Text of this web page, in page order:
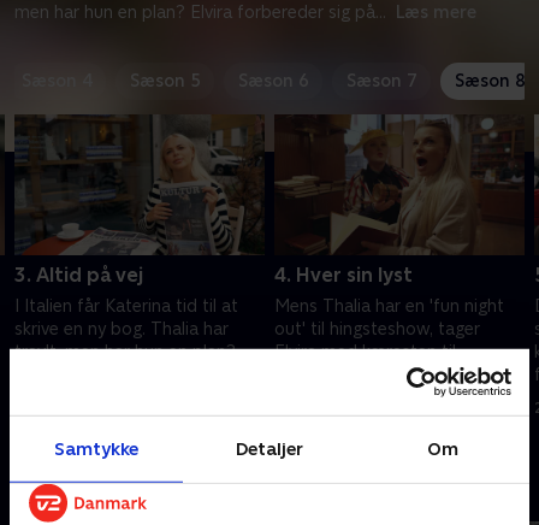
Samtykke Detaljer Om
men har hun en plan? Elvira forbereder sig på... Læs mere
Sæson 5 Sæson 6 Sæson 7 Sæson 8
3. Altid på vej
I Italien får Katerina tid til at
skrive en ny bog. Thalia har
travlt, men har hun en plan?
ligestilling.
4. Hver sin lyst
Mens Thalia har en 'fun night
out' til hingsteshow, tager
Elvira med kæresten til
boksning. I Milano går Katerina
og Ophelia på jagt efter et
fallosformet spejl.
Andre så også